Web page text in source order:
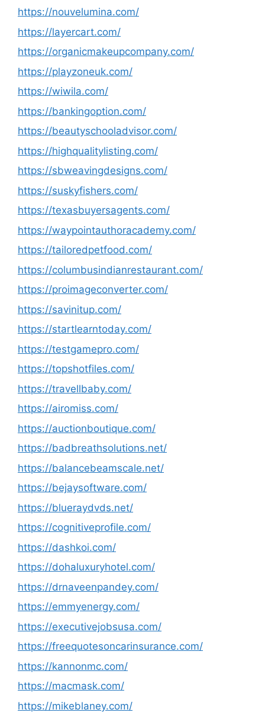
https://nouvelumina.com/
https://layercart.com/
https://organicmakeupcompany.com/
https://playzoneuk.com/
https://wiwila.com/
https://bankingoption.com/
https://beautyschooladvisor.com/
https://highqualitylisting.com/
https://sbweavingdesigns.com/
https://suskyfishers.com/
https://texasbuyersagents.com/
https://waypointauthoracademy.com/
https://tailoredpetfood.com/
https://columbusindianrestaurant.com/
https://proimageconverter.com/
https://savinitup.com/
https://startlearntoday.com/
https://testgamepro.com/
https://topshotfiles.com/
https://travellbaby.com/
https://airomiss.com/
https://auctionboutique.com/
https://badbreathsolutions.net/
https://balancebeamscale.net/
https://bejaysoftware.com/
https://blueraydvds.net/
https://cognitiveprofile.com/
https://dashkoi.com/
https://dohaluxuryhotel.com/
https://drnaveenpandey.com/
https://emmyenergy.com/
https://executivejobsusa.com/
https://freequotesoncarinsurance.com/
https://kannonmc.com/
https://macmask.com/
https://mikeblaney.com/